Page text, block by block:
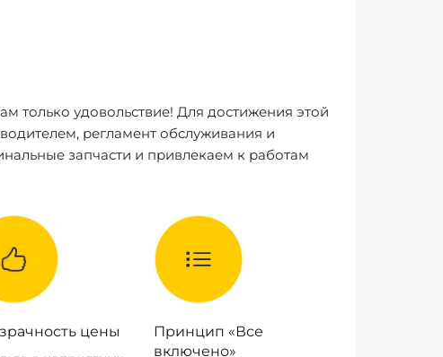
только удовольствие! Для достижения этой
регламент обслуживания и
запчасти и привлекаем к работам
цены
Принцип «Все
включено»